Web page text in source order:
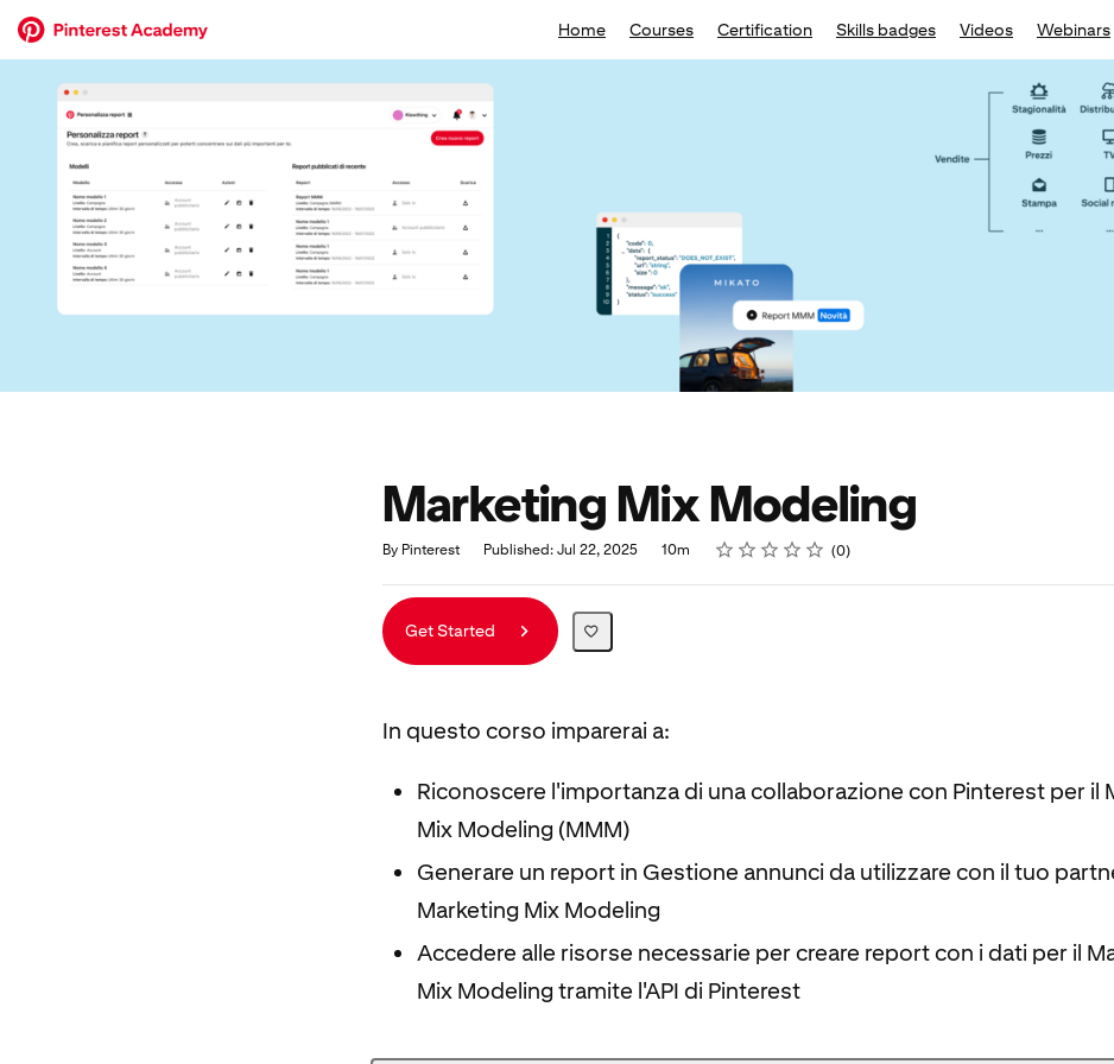
Home Courses Certification Skills badges Videos Webinars
Marketing Mix Modeling
By Pinterest Published: Jul 22, 2025 10m Rating
1 star
2 stars
3 stars
4 stars
5 stars 0
Get Started
In questo corso imparerai a:
Riconoscere l'importanza di una collaborazione con Pinterest per il
Mix Modeling (MMM)
Generare un report in Gestione annunci da utilizzare con il tuo
Marketing Mix Modeling
Accedere alle risorse necessarie per creare report con i dati per il
Mix Modeling tramite l'API di Pinterest